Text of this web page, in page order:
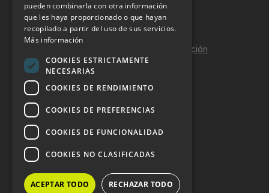
Política de Privacidad
Política de Cookies
Política de calidad y seguridad de la información
Contacto
DOSSIER Y CONTRATACIÓN
Dossier 2026 (ES)
Dossier 2026 (EN)
pueden combinarla con otra información
que les haya proporcionado o que hayan
recopilado a partir del uso de sus servicios.
Más información
COOKIES ESTRICTAMENTE
NECESARIAS
COOKIES DE RENDIMIENTO
COOKIES DE PREFERENCIAS
COOKIES DE FUNCIONALIDAD
COOKIES NO CLASIFICADAS
ACEPTAR TODO RECHAZAR TODO